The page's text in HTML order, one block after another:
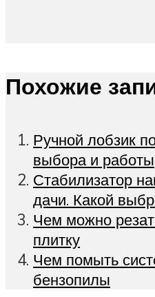
Похожие
Ручной лобзик
выбора и работы
Стабилизатор
дачи. Какой
Чем можно
плитку
Чем помыть
бензопилы